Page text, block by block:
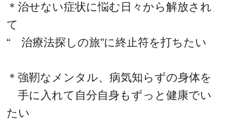
＊治せない症状に悩む日々から解放され
て
“ 治療法探しの旅”に終止符を打ちたい
＊強靭なメンタル、病気知らずの身体を
手に入れて自分自身もずっと健康でい
たい